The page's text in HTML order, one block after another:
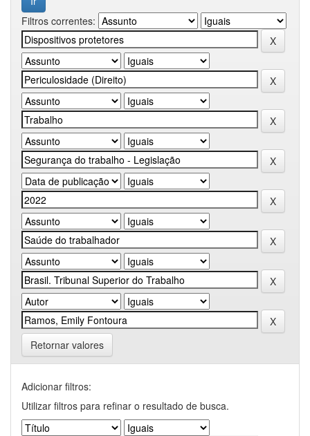
Filtros correntes:
Retornar valores
Adicionar filtros:
Utilizar filtros para refinar o resultado de busca.